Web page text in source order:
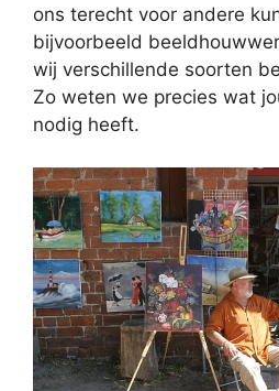
ons terecht voor andere
bijvoorbeeld
wij verschillende soorten
Zo weten we precies wat
nodig heeft.